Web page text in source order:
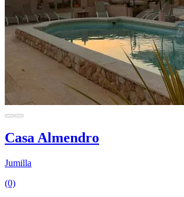
Casa Almendro
Jumilla
(0)